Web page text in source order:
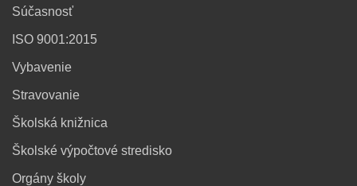
Súčasnosť
ISO 9001:2015
Vybavenie
Stravovanie
Školská knižnica
Školské výpočtové stredisko
Orgány školy